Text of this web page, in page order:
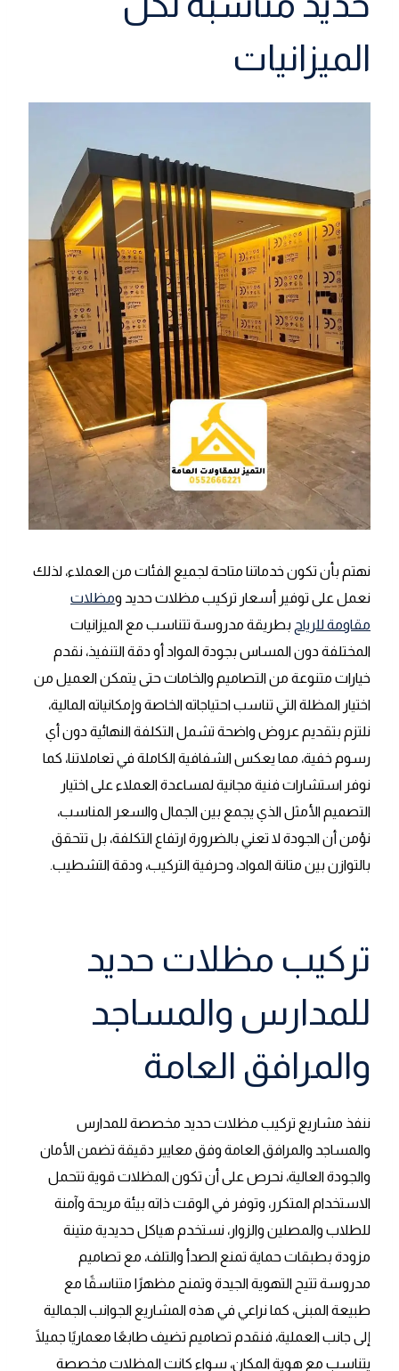
الميزانيات
نهتم بأن تكون خدماتنا متاحة لجميع الفئات من العملاء، لذلك
نعمل على توفير أسعار تركيب مظلات حديد ومظلات
مقاومة للرياح بطريقة مدروسة تتناسب مع الميزانيات
المختلفة دون المساس بجودة المواد أو دقة التنفيذ، نقدم
خيارات متنوعة من التصاميم والخامات حتى يتمكن العميل من
اختيار المظلة التي تناسب احتياجاته الخاصة وإمكانياته المالية،
نلتزم بتقديم عروض واضحة تشمل التكلفة النهائية دون أي
رسوم خفية، مما يعكس الشفافية الكاملة في تعاملاتنا، كما
نوفر استشارات فنية مجانية لمساعدة العملاء على اختيار
التصميم الأمثل الذي يجمع بين الجمال والسعر المناسب،
نؤمن أن الجودة لا تعني بالضرورة ارتفاع التكلفة، بل تتحقق
بالتوازن بين متانة المواد، وحرفية التركيب، ودقة التشطيب.
تركيب مظلات حديد
للمدارس والمساجد
والمرافق العامة
ننفذ مشاريع تركيب مظلات حديد مخصصة للمدارس
والمساجد والمرافق العامة وفق معايير دقيقة تضمن الأمان
والجودة العالية، نحرص على أن تكون المظلات قوية تتحمل
الاستخدام المتكرر، وتوفر في الوقت ذاته بيئة مريحة وآمنة
للطلاب والمصلين والزوار، نستخدم هياكل حديدية متينة
مزودة بطبقات حماية تمنع الصدأ والتلف، مع تصاميم
مدروسة تتيح التهوية الجيدة وتمنح مظهرًا متناسقًا مع
طبيعة المبنى، كما نراعي في هذه المشاريع الجوانب الجمالية
إلى جانب العملية، فنقدم تصاميم تضيف طابعًا معماريًا جميلًا
يتناسب مع هوية المكان، سواء كانت المظلات مخصصة